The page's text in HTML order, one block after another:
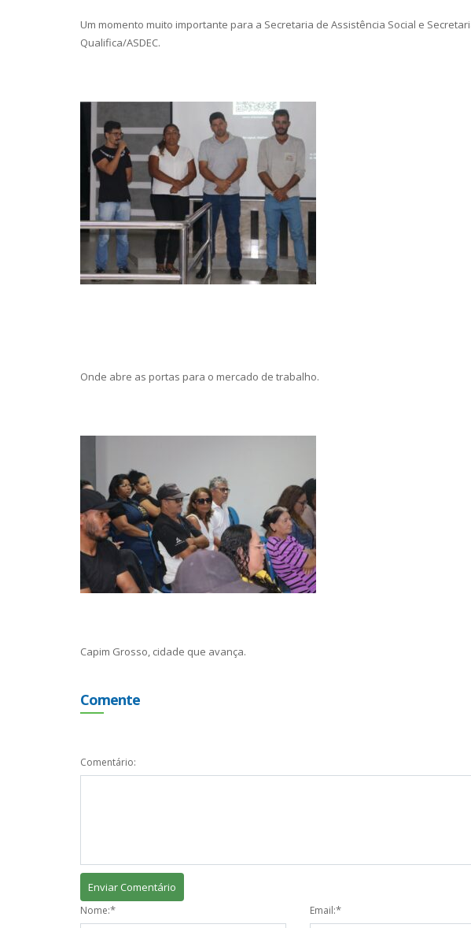
Um momento muito importante para a Secretaria de Assistência Social e
Qualifica/ASDEC.
Onde abre as portas para o mercado de trabalho.
Capim Grosso, cidade que avança.
Comente
Comentário:
Nome:* Email:*